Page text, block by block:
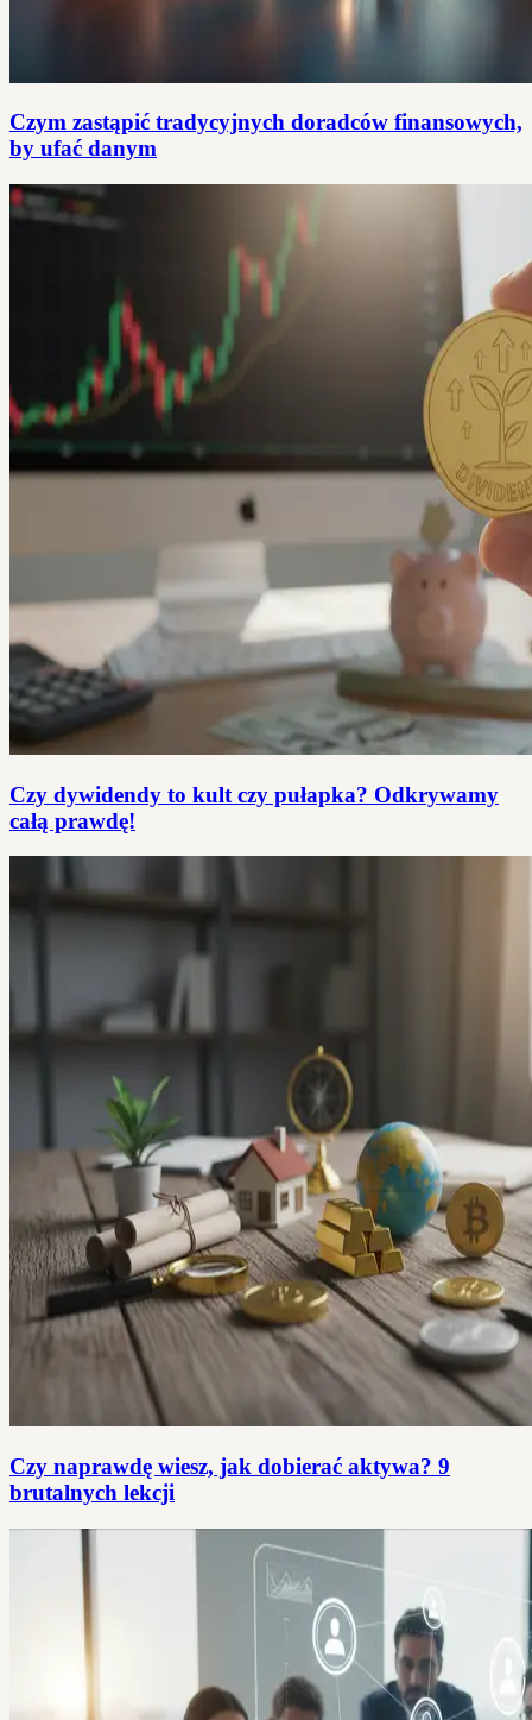
Czym zastąpić tradycyjnych doradców finansowych,
by ufać danym
Czy dywidendy to kult czy pułapka? Odkrywamy
całą prawdę!
Czy naprawdę wiesz, jak dobierać aktywa? 9
brutalnych lekcji